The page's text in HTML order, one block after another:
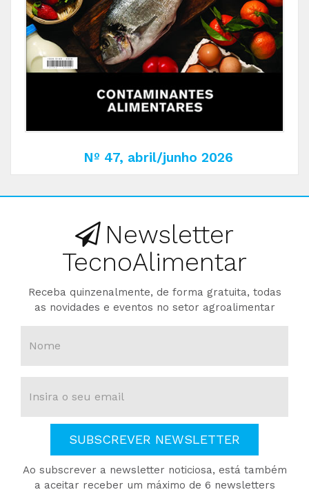
Nº 47, abril/junho 2026
Newsletter
TecnoAlimentar
Receba quinzenalmente, de forma gratuita, todas
as novidades e eventos no setor agroalimentar
SUBSCREVER NEWSLETTER
Ao subscrever a newsletter noticiosa, está também
a aceitar receber um máximo de 6 newsletters